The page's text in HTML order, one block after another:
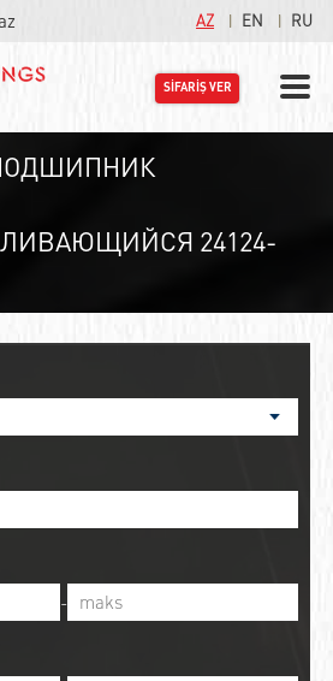
AZ EN RU
SİFARİŞ VER
24124-
-